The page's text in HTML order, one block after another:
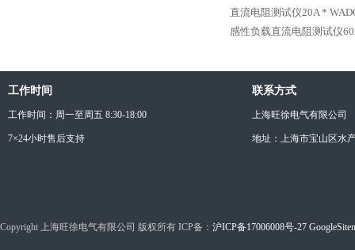
直流电阻测试仪20A *
感性负载直流电阻测试仪
工作时间
工作时间：周一至周五 8:30-18:00
7×24小时售后支持
联系方式
上海旺徐电气有限公司
地址：上海市宝山区水
Copyright 上海旺徐电气有限公司 版权所有 ICP备： 沪ICP备17006008号-27